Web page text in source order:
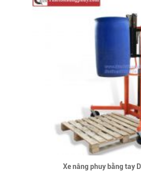
Xe nâng phuy bằng tay